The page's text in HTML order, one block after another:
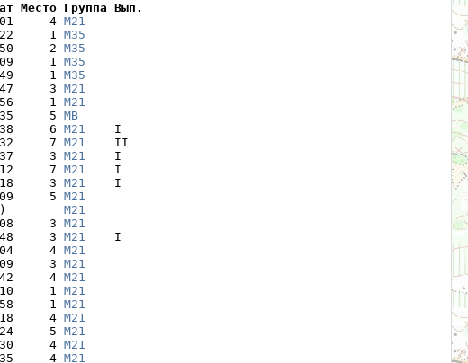
Группа Вып.
4
М21
1
М35
2
М35
1
М35
1
М35
3
М21
1
М21
5
МВ
6
М21
    I
7
М21
    II
3
М21
    I
7
М21
    I
3
М21
    I
5
М21
М21
3
М21
3
М21
    I
4
М21
3
М21
4
М21
1
М21
1
М21
4
М21
5
М21
4
М21
4
М21